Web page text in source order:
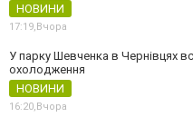
НОВИНИ
17:19, Вчора
У парку Шевченка в Чернівцях
охолодження
НОВИНИ
16:20, Вчора